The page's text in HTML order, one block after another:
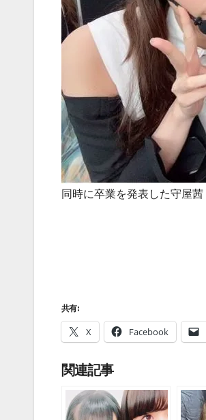
同時に卒業を発表した守屋
共有:
X Facebook
関連記事